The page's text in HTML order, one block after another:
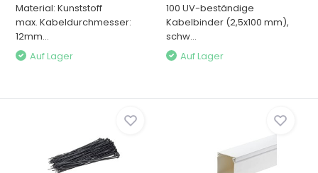
Material: Kunststoff
max. Kabeldurchmesser:
12mm...
Auf Lager
100 UV-beständige
Kabelbinder (2,5x100 mm),
schw...
Auf Lager